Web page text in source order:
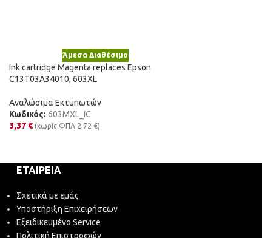
Άμεσα Διαθέσιμο
Ink cartridge Magenta replaces Epson
C13T03A34010, 603XL
Αναλώσιμα Εκτυπωτών
Κωδικός: 603MXL_IC
3,37 € (χωρίς ΦΠΑ 2,72 €)
ΕΤΑΙΡΕΊΑ
Σχετικά με εμάς
Υποστήριξη Επιχειρήσεων
Εξειδικευμένο Service
Πολιτική Επιστροφών